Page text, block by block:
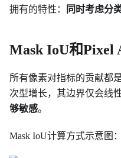
拥有的特性：
同时考虑分
Mask IoU和Pixel
所有像素对指标的贡献都
次型增长，其边界仅会线
够敏感。
Mask IoU计算方式示意图：